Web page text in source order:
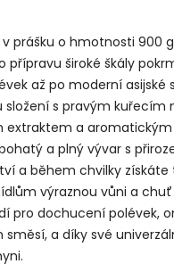
prášku o hmotnosti 900
přípravu široké škály
až po moderní asijské
složení s pravým kuřecím
extraktem a
a plný vývar s
a během chvilky získáte
výraznou vůni a
pro dochucení polévek,
směsí, a díky své